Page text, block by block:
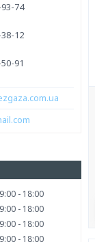
74
12
91
18:00
18:00
18:00
18:00